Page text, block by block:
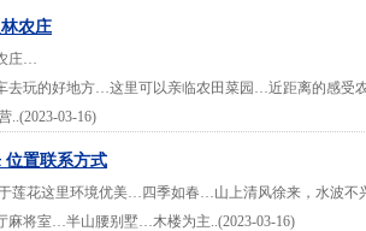
农庄
庄…
去玩的好地方…这里可以亲临农田菜园…近距离的感
..(2023-03-16)
位置联系方式
莲花这里环境优美…四季如春…山上清风徐来，水波
将室…半山腰别墅…木楼为主..(2023-03-16)